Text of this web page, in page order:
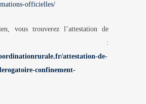
officielles/
vous trouverez l’attestation de
:
attestation-de-
confinement-